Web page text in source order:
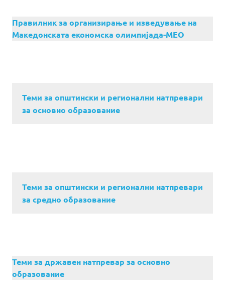
Правилник за организирање и изведување на
Македонската економска олимпијада-МЕО
Теми за општински и регионални натпревари
за основно образование
Теми за општински и регионални натпревари
за средно образование
Теми за државен натпревар за основно
образование